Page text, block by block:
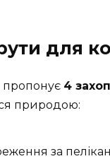
для
4
природою:
за